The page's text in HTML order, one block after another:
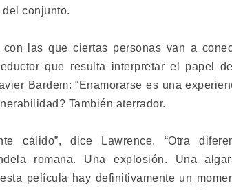
conjunto.
las que ciertas personas van a
que resulta interpretar el papel
Bardem: “Enamorarse es una
También aterrador.
cálido”, dice Lawrence. “Otra
romana. Una explosión. Una
película hay definitivamente un